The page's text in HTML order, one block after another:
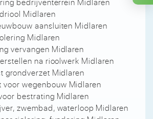
Midlaren
aansluiten Midlaren
Midlaren
vervangen Midlaren
na rioolwerk Midlaren
grondverzet Midlaren
voor wegenbouw Midlaren
bestrating Midlaren
zwembad, waterloop Midlaren